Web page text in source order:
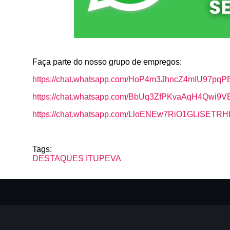
Faça parte do nosso grupo de empregos:
https://chat.whatsapp.com/
https://chat.whatsapp.com/
https://chat.whatsapp.com/
Tags:
DESTAQUES ITUPEVA